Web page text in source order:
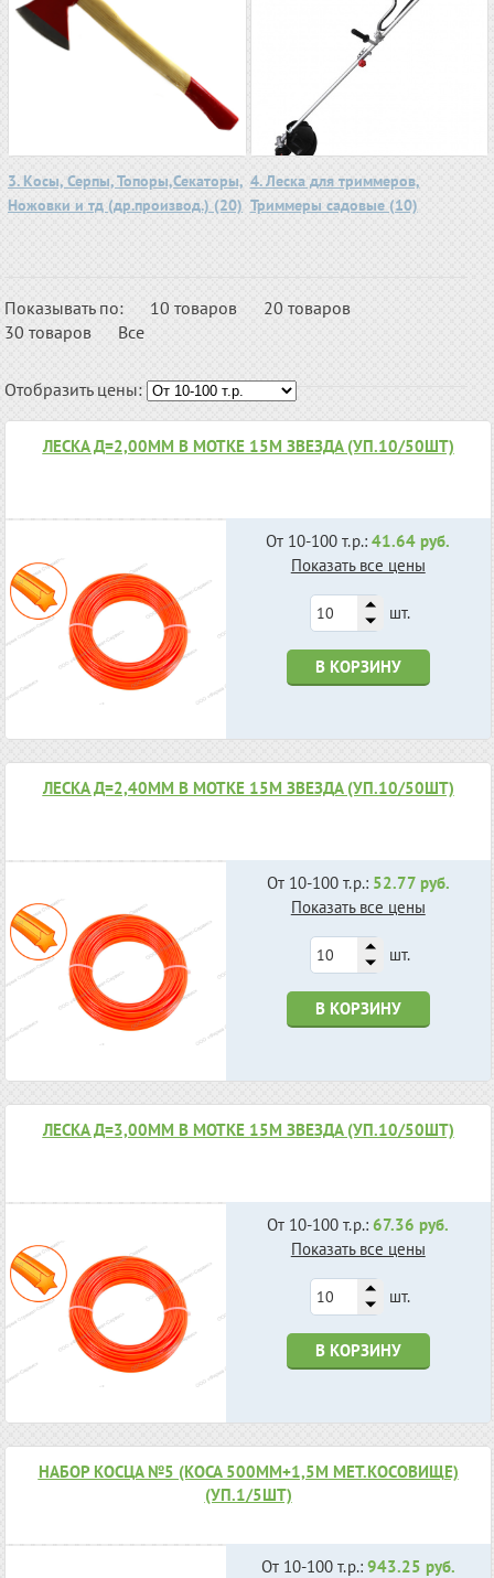
3. Косы, Серпы, Топоры,Секаторы,
Ножовки и тд (др.производ.) (20)
4. Леска для триммеров,
Триммеры садовые (10)
Показывать по: 10 товаров
20 товаров
30 товаров
Все
Отобразить цены:
ЛЕСКА Д=2,00ММ В МОТКЕ 15М ЗВЕЗДА (УП.10/50ШТ)
От 10-100 т.р.:41.64 руб.
Показать все цены
шт.
В КОРЗИНУ
ЛЕСКА Д=2,40ММ В МОТКЕ 15М ЗВЕЗДА (УП.10/50ШТ)
От 10-100 т.р.: 52.77 руб.
Показать все цены
шт.
В КОРЗИНУ
ЛЕСКА Д=3,00ММ В МОТКЕ 15М ЗВЕЗДА (УП.10/50ШТ)
От 10-100 т.р.:67.36 руб.
Показать все цены
шт.
В КОРЗИНУ
НАБОР КОСЦА №5 (КОСА 500ММ+1,5М МЕТ.КОСОВИЩЕ)
(УП.1/5ШТ)
От 10-100 т.р.: 943.25 руб.